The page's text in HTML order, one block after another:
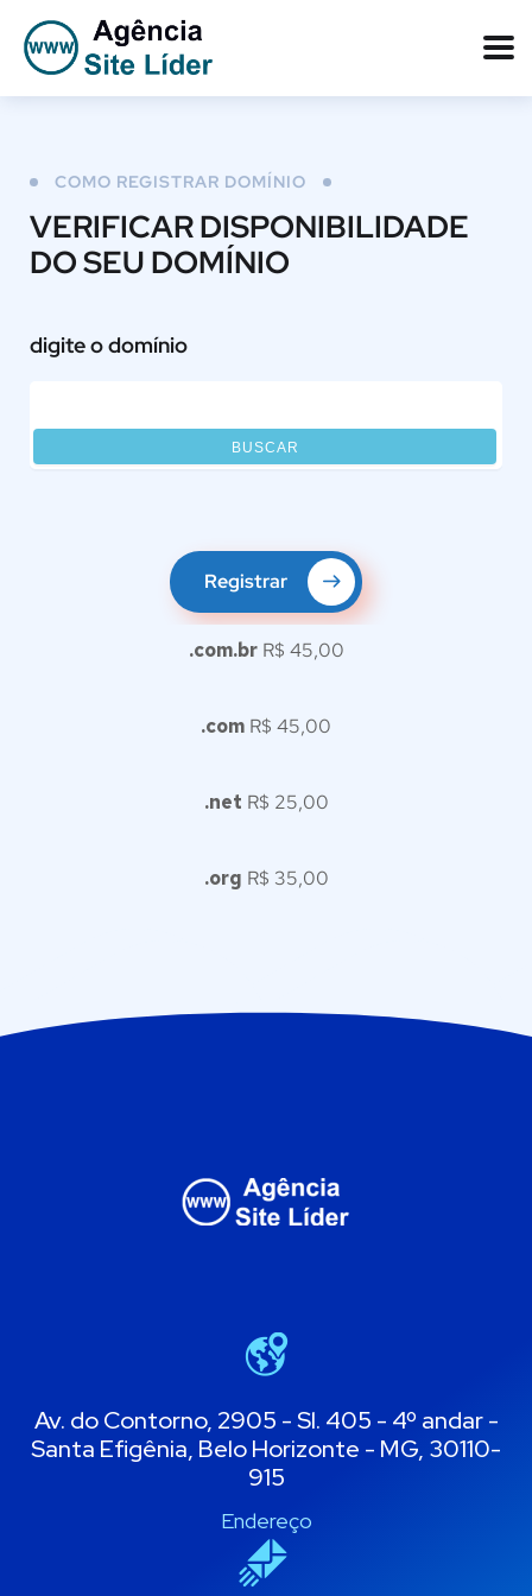
COMO REGISTRAR DOMÍNIO
VERIFICAR DISPONIBILIDADE
DO SEU DOMÍNIO
digite o domínio
BUSCAR
Registrar
.com.brR$ 45,00
.com R$ 45,00
.net R$ 25,00
.org R$ 35,00
Av. do Contorno, 2905 - Sl. 405 - 4º andar -
Santa Efigênia, Belo Horizonte - MG, 30110-
915
Endereço